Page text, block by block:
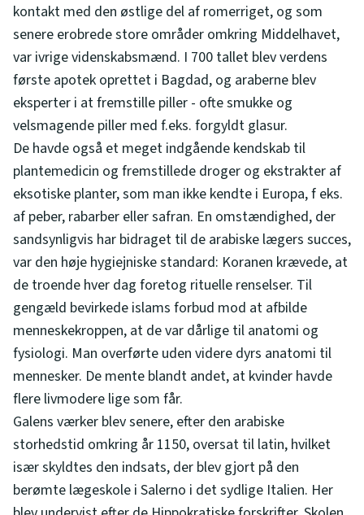
kontakt med den østlige del af romerriget, og som
senere erobrede store områder omkring Middelhavet,
var ivrige videnskabsmænd. I 700 tallet blev verdens
første apotek oprettet i Bagdad, og araberne blev
eksperter i at fremstille piller - ofte smukke og
velsmagende piller med f.eks. forgyldt glasur.
De havde også et meget indgående kendskab til
plantemedicin og fremstillede droger og ekstrakter af
eksotiske planter, som man ikke kendte i Europa, f eks.
af peber, rabarber eller safran. En omstændighed, der
sandsynligvis har bidraget til de arabiske lægers succes,
var den høje hygiejniske standard: Koranen krævede, at
de troende hver dag foretog rituelle renselser. Til
gengæld bevirkede islams forbud mod at afbilde
menneskekroppen, at de var dårlige til anatomi og
fysiologi. Man overførte uden videre dyrs anatomi til
mennesker. De mente blandt andet, at kvinder havde
flere livmodere lige som får.
Galens værker blev senere, efter den arabiske
storhedstid omkring år 1150, oversat til latin, hvilket
især skyldtes den indsats, der blev gjort på den
berømte lægeskole i Salerno i det sydlige Italien. Her